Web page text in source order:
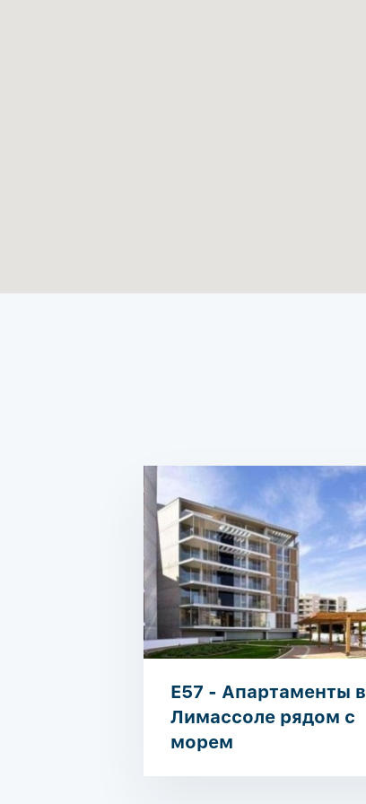
E57 - Апартаменты в
Лимассоле рядом с
морем